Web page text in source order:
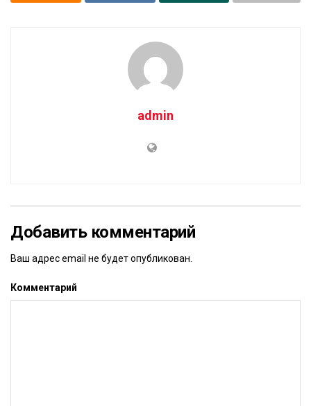
admin
Добавить комментарий
Ваш адрес email не будет опубликован.
Комментарий